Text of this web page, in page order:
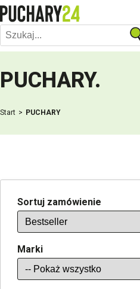
PUCHARY.
Start PUCHARY
Sortuj zamówienie
Marki